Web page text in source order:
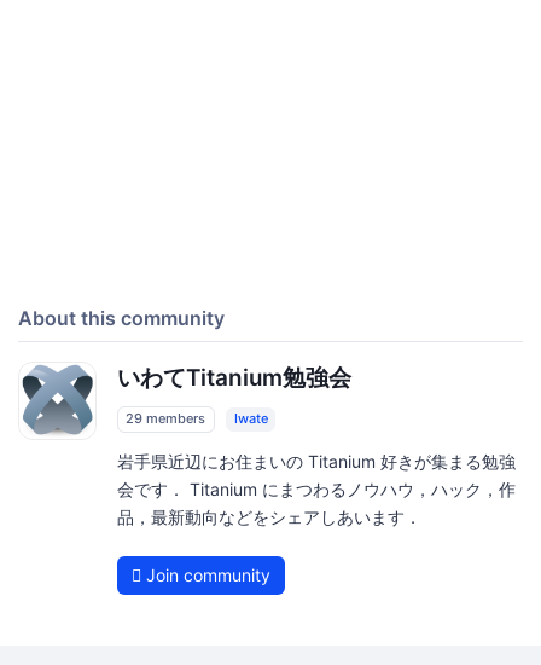
About this community
いわてTitanium勉強会
29 members Iwate
岩手県近辺にお住まいの Titanium 好きが集まる勉強
会です． Titanium にまつわるノウハウ，ハック，作
品，最新動向などをシェアしあいます．
Join community